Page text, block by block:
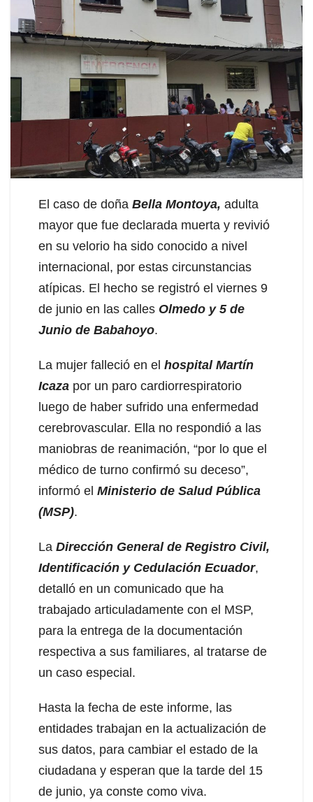
El caso de doña Bella Montoya, adulta
mayor que fue declarada muerta y revivió
en su velorio ha sido conocido a nivel
internacional, por estas circunstancias
atípicas. El hecho se registró el viernes 9
de junio en las calles Olmedo y 5 de
Junio de Babahoyo.
La mujer falleció en el hospital Martín
Icaza por un paro cardiorrespiratorio
luego de haber sufrido una enfermedad
cerebrovascular. Ella no respondió a las
maniobras de reanimación, “por lo que el
médico de turno confirmó su deceso”,
informó el Ministerio de Salud Pública
(MSP).
La Dirección General de Registro Civil,
Identificación y Cedulación Ecuador,
detalló en un comunicado que ha
trabajado articuladamente con el MSP,
para la entrega de la documentación
respectiva a sus familiares, al tratarse de
un caso especial.
Hasta la fecha de este informe, las
entidades trabajan en la actualización de
sus datos, para cambiar el estado de la
ciudadana y esperan que la tarde del 15
de junio, ya conste como viva.